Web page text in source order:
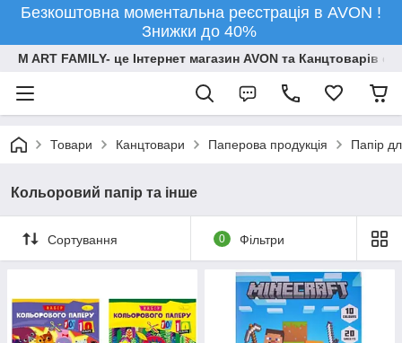
Безкоштовна моментальна реєстрація в AVON !
Знижки до 40%
M ART FAMILY- це Інтернет магазин AVON та Канцтоварів
Товари Канцтовари Паперова продукція Папір
Кольоровий папір та інше
Сортування 0 Фільтри